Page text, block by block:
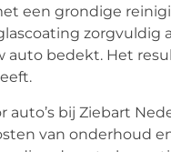
een grondige
bedekt. Het
auto’s bij Ziebart
van onderhoud